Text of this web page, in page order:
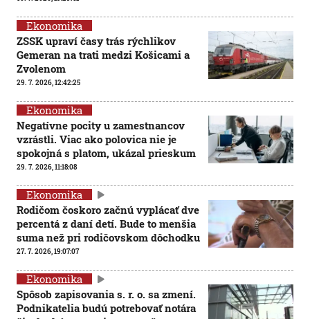
Ekonomika
ZSSK upraví časy trás rýchlikov
Gemeran na trati medzi Košicami a
Zvolenom
29. 7. 2026, 12:42:25
Ekonomika
Negatívne pocity u zamestnancov
vzrástli. Viac ako polovica nie je
spokojná s platom, ukázal prieskum
29. 7. 2026, 11:18:08
Ekonomika
Rodičom čoskoro začnú vyplácať dve
percentá z daní detí. Bude to menšia
suma než pri rodičovskom dôchodku
27. 7. 2026, 19:07:07
Ekonomika
Spôsob zapisovania s. r. o. sa zmení.
Podnikatelia budú potrebovať notára